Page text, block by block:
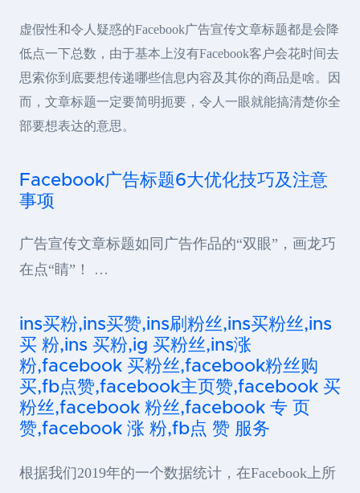
虚假性和令人疑惑的Facebook广告宣传文章标题都是会降
低点一下总数，由于基本上沒有Facebook客户会花时间去
思索你到底要想传递哪些信息内容及其你的商品是啥。因
而，文章标题一定要简明扼要，令人一眼就能搞清楚你全
部要想表达的意思。
Facebook广告标题6大优化技巧及注意
事项
广告宣传文章标题如同广告作品的“双眼”，画龙巧
在点“睛”！ …
ins买粉,ins买赞,ins刷粉丝,ins买粉丝,ins
买 粉,ins 买粉,ig 买粉丝,ins涨
粉,facebook 买粉丝,facebook粉丝购
买,fb点赞,facebook主页赞,facebook 买
粉丝,facebook 粉丝,facebook 专 页
赞,facebook 涨 粉,fb点 赞 服务
根据我们2019年的一个数据统计，在Facebook上所